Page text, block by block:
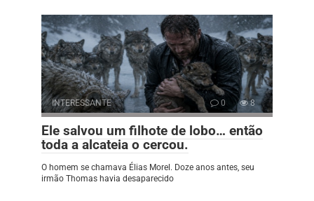
INTERESSANTE 0 8
Ele salvou um filhote de lobo… então
toda a alcateia o cercou.
O homem se chamava Élias Morel. Doze anos antes, seu
irmão Thomas havia desaparecido